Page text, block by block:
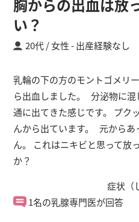
胸からの出血は放
い？
20代 / 女性 出産経験なし
乳輪の下の方のモントゴメリ
ら出血しました。 分泌物に
通に出てきた感じです。 プク
んから出ています。 元から
ん。 これはニキビと思って放
か？
症状（
1名の乳腺専門医が回答